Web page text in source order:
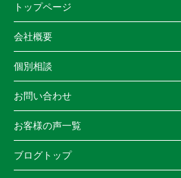
トップページ
会社概要
個別相談
お問い合わせ
お客様の声一覧
ブログトップ